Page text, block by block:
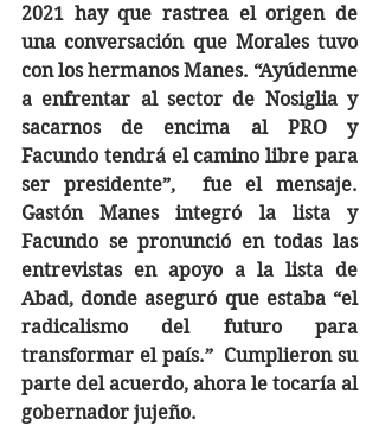
2021 hay que rastrea el origen de
una conversación que Morales tuvo
con los hermanos Manes. “Ayúdenme
a enfrentar al sector de Nosiglia y
sacarnos de encima al PRO y
Facundo tendrá el camino libre para
ser presidente”,  fue el mensaje.
Gastón Manes integró la lista y
Facundo se pronunció en todas las
entrevistas en apoyo a la lista de
Abad, donde aseguró que estaba “el
radicalismo del futuro para
transformar el país.”  Cumplieron su
parte del acuerdo, ahora le tocaría al
gobernador jujeño.